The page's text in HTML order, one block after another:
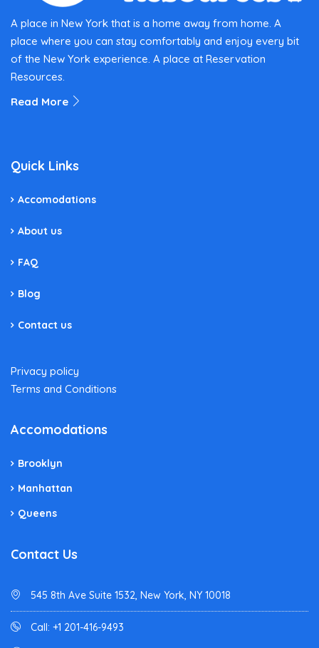
A place in New York that is a home away from home. A
place where you can stay comfortably and enjoy every bit
of the New York experience. A place at Reservation
Resources.
Read More
Quick Links
Accomodations
About us
FAQ
Blog
Contact us
Privacy policy
Terms and Conditions
Accomodations
Brooklyn
Manhattan
Queens
Contact Us
545 8th Ave Suite 1532, New York, NY 10018
Call: +1 201-416-9493